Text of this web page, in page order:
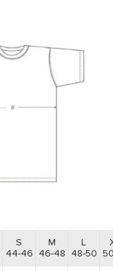
S
44-46
M
46-48
L
48-50